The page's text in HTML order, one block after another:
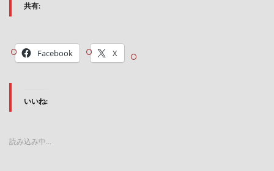
共有:
Facebook X
いいね:
読み込み中…